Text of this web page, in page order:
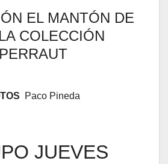
EL MANTÓN DE
COLECCIÓN
PERRAUT
Paco Pineda
JUEVES